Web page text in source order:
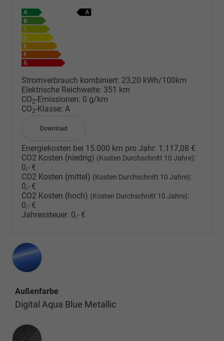
Stromverbrauch kombiniert: 23,20 kWh/100km
Elektrische Reichweite: 351 km
CO2-Emissionen: 0 g/km
CO2-Klasse: A
Download
Energiekosten bei 15.000 km pro Jahr: 1.117,08 €
CO2 Kosten (niedrig) (Kosten Durchschnitt 10 Jahre):
0,- €
CO2 Kosten (mittel) (Kosten Durchschnitt 10 Jahre):
0,- €
CO2 Kosten (hoch) (Kosten Durchschnitt 10 Jahre):
0,- €
Jahressteuer: 0,- €
Außenfarbe
Digital Aqua Blue Metallic
Innenausstattung